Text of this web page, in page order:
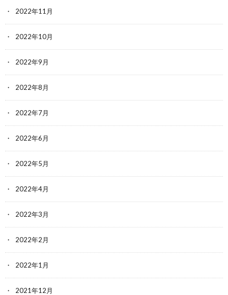
2022年11月
2022年10月
2022年9月
2022年8月
2022年7月
2022年6月
2022年5月
2022年4月
2022年3月
2022年2月
2022年1月
2021年12月